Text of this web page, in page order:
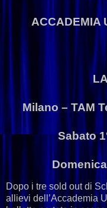
ACCADEMIA
Milano – TAM
Sabato
Dopo i tre sold out di
allievi dell’Accademia